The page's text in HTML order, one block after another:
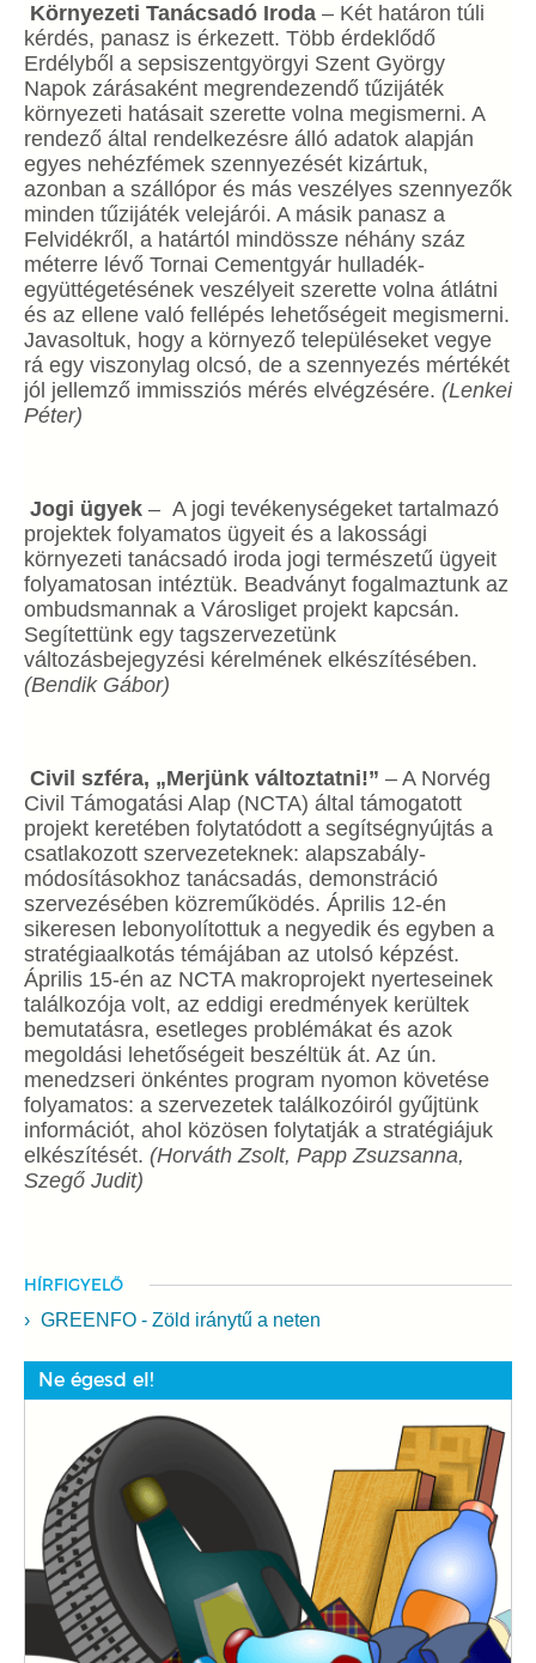
Környezeti Tanácsadó Iroda – Két határon túli
kérdés, panasz is érkezett. Több érdeklődő
Erdélyből a sepsiszentgyörgyi Szent György
Napok zárásaként megrendezendő tűzijáték
környezeti hatásait szerette volna megismerni. A
rendező által rendelkezésre álló adatok alapján
egyes nehézfémek szennyezését kizártuk,
azonban a szállópor és más veszélyes szennyezők
minden tűzijáték velejárói. A másik panasz a
Felvidékről, a határtól mindössze néhány száz
méterre lévő Tornai Cementgyár hulladék-
együttégetésének veszélyeit szerette volna átlátni
és az ellene való fellépés lehetőségeit megismerni.
Javasoltuk, hogy a környező településeket vegye
rá egy viszonylag olcsó, de a szennyezés mértékét
jól jellemző immissziós mérés elvégzésére. (Lenkei
Péter)
Jogi ügyek – A jogi tevékenységeket tartalmazó
projektek folyamatos ügyeit és a lakossági
környezeti tanácsadó iroda jogi természetű ügyeit
folyamatosan intéztük. Beadványt fogalmaztunk az
ombudsmannak a Városliget projekt kapcsán.
Segítettünk egy tagszervezetünk
változásbejegyzési kérelmének elkészítésében.
(Bendik Gábor)
Civil szféra, „Merjünk változtatni!” – A Norvég
Civil Támogatási Alap (NCTA) által támogatott
projekt keretében folytatódott a segítségnyújtás a
csatlakozott szervezeteknek: alapszabály-
módosításokhoz tanácsadás, demonstráció
szervezésében közreműködés. Április 12-én
sikeresen lebonyolítottuk a negyedik és egyben a
stratégiaalkotás témájában az utolsó képzést.
Április 15-én az NCTA makroprojekt nyerteseinek
találkozója volt, az eddigi eredmények kerültek
bemutatásra, esetleges problémákat és azok
megoldási lehetőségeit beszéltük át. Az ún.
menedzseri önkéntes program nyomon követése
folyamatos: a szervezetek találkozóiról gyűjtünk
információt, ahol közösen folytatják a stratégiájuk
elkészítését. (Horváth Zsolt, Papp Zsuzsanna,
Szegő Judit)
HÍRFIGYELŐ
GREENFO - Zöld iránytű a neten
Ne égesd el!